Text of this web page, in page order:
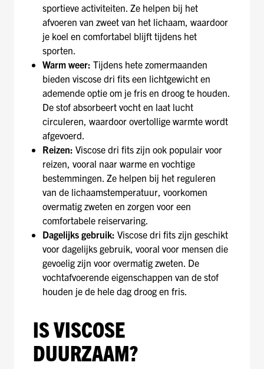
sportieve activiteiten. Ze helpen bij het
afvoeren van zweet van het lichaam, waardoor
je koel en comfortabel blijft tijdens het
sporten.
Warm weer: Tijdens hete zomermaanden
bieden viscose dri fits een lichtgewicht en
ademende optie om je fris en droog te houden.
De stof absorbeert vocht en laat lucht
circuleren, waardoor overtollige warmte wordt
afgevoerd.
Reizen: Viscose dri fits zijn ook populair voor
reizen, vooral naar warme en vochtige
bestemmingen. Ze helpen bij het reguleren
van de lichaamstemperatuur, voorkomen
overmatig zweten en zorgen voor een
comfortabele reiservaring.
Dagelijks gebruik: Viscose dri fits zijn geschikt
voor dagelijks gebruik, vooral voor mensen die
gevoelig zijn voor overmatig zweten. De
vochtafvoerende eigenschappen van de stof
houden je de hele dag droog en fris.
IS VISCOSE
DUURZAAM?